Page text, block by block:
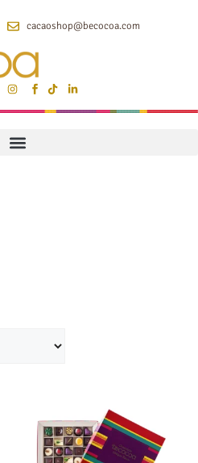
cacaoshop@becocoa.com